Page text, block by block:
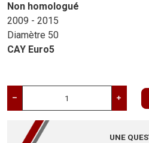
Non homologué
2009 - 2015
Diamètre 50
CAY Euro5
UNE